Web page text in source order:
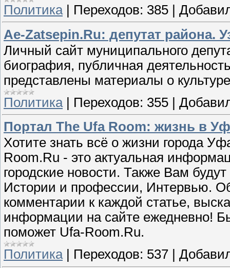
Политика| Переходов: 385
Ae-Zatsepin.Ru: депутат района.
Личный сайт муниципального
биография, публичная
представлены материалы о
Политика| Переходов: 355 |
Портал The Ufa Room: жизнь в
Хотите знать всё о жизни города
Room.Ru - это актуальная
городские новости. Также Вам
Истории и профессии, Интервью.
комментарии к каждой статье,
информации на сайте ежедневно!
поможет Ufa-Room.Ru.
Политика| Переходов: 537